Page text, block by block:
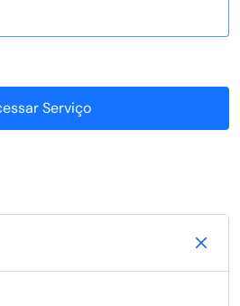
Serviço